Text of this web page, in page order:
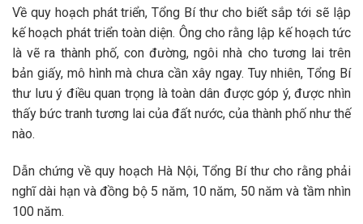
Về quy hoạch phát triển, Tổng Bí thư cho biết sắp tới sẽ lập
kế hoạch phát triển toàn diện. Ông cho rằng lập kế hoạch tức
là vẽ ra thành phố, con đường, ngôi nhà cho tương lai trên
bản giấy, mô hình mà chưa cần xây ngay. Tuy nhiên, Tổng Bí
thư lưu ý điều quan trọng là toàn dân được góp ý, được nhìn
thấy bức tranh tương lai của đất nước, của thành phố như thế
nào.
Dẫn chứng về quy hoạch Hà Nội, Tổng Bí thư cho rằng phải
nghĩ dài hạn và đồng bộ 5 năm, 10 năm, 50 năm và tầm nhìn
100 năm.